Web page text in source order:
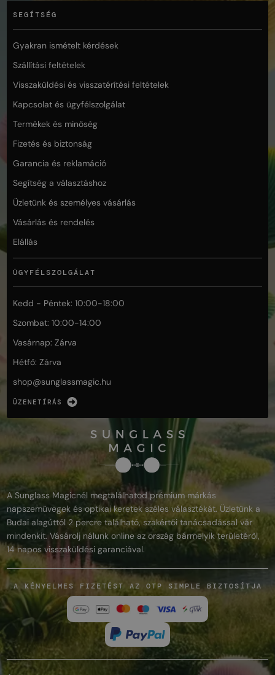
SEGÍTSÉG
Gyakran ismételt kérdések
Szállítási feltételek
Visszaküldési és visszatérítési feltételek
Kapcsolat és ügyfélszolgálat
Termékek és minőség
Fizetés és biztonság
Garancia és reklamáció
Segítség a választáshoz
Üzletünk és személyes vásárlás
Vásárlás és rendelés
Elállás
ÜGYFÉLSZOLGÁLAT
Kedd - Péntek: 10:00-18:00
Szombat: 10:00-14:00
Vasárnap: Zárva
Hétfő: Zárva
shop@sunglassmagic.hu
ÜZENETÍRÁS
A Sunglass Magicnél megtalálhatod prémium márkás
napszemüvegek és optikai keretek széles választékát. Üzletünk a
Budai alagúttól 2 percre található, szakértői tanácsadással vár
mindenkit. Vásárolj nálunk online az ország bármelyik területéről,
14 napos visszaküldési garanciával.
A KÉNYELMES FIZETÉST AZ OTP SIMPLE BIZTOSÍTJA